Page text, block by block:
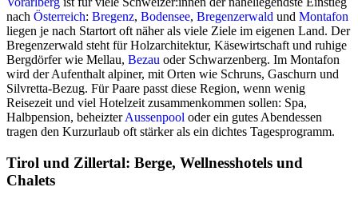
nach Österreich: Bregenz, Bodensee, Bregenzerwald und Montafon
liegen je nach Startort oft näher als viele Ziele im eigenen Land. Der
Bregenzerwald steht für Holzarchitektur, Käsewirtschaft und ruhige
Bergdörfer wie Mellau, Bezau oder Schwarzenberg. Im Montafon
wird der Aufenthalt alpiner, mit Orten wie Schruns, Gaschurn und
Silvretta-Bezug. Für Paare passt diese Region, wenn wenig
Reisezeit und viel Hotelzeit zusammenkommen sollen: Spa,
Halbpension, beheizterAussenpool oder ein gutes Abendessen
tragen den Kurzurlaub oft stärker als ein dichtes Tagesprogramm.
Tirol und Zillertal: Berge, Wellnesshotels und
Chalets